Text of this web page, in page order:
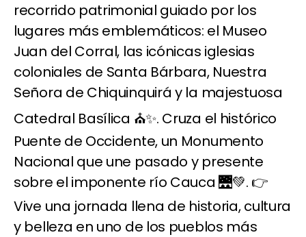
recorrido patrimonial guiado por los
lugares más emblemáticos: el Museo
Juan del Corral, las icónicas iglesias
coloniales de Santa Bárbara, Nuestra
Señora de Chiquinquirá y la majestuosa
Catedral Basílica ⛪✨. Cruza el histórico
Puente de Occidente, un Monumento
Nacional que une pasado y presente
sobre el imponente río Cauca 🌉💚. 👉
Vive una jornada llena de historia, cultura
y belleza en uno de los pueblos más